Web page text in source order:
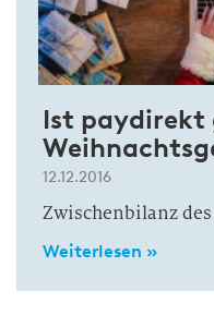
Ist paydirekt
12.12.2016
Zwischenbilanz
Weiterlesen »